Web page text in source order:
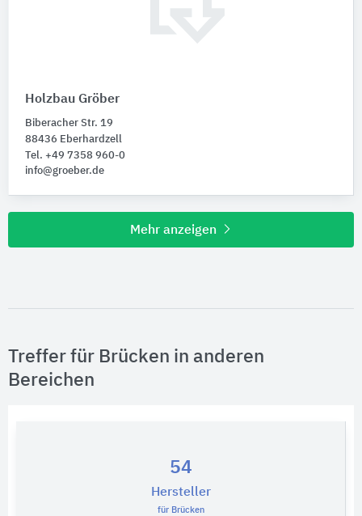
Holzbau Gröber
Biberacher Str. 19
88436 Eberhardzell
Tel. +49 7358 960-0
info@groeber.de
Mehr anzeigen
Treffer für Brücken in anderen
Bereichen
54
Hersteller
für Brücken